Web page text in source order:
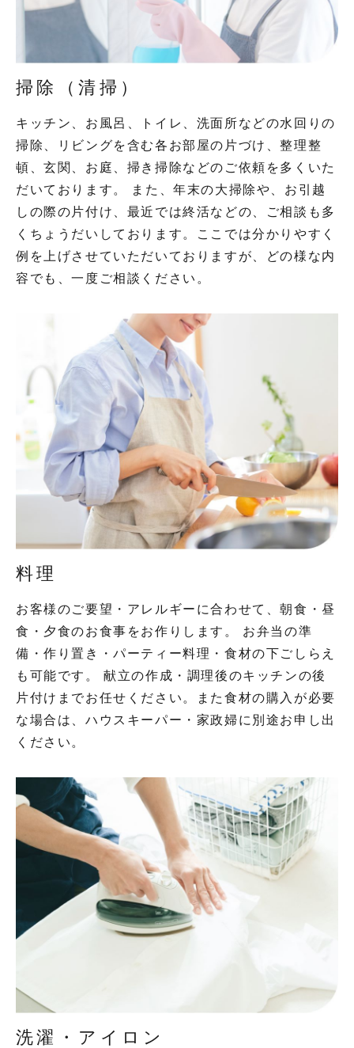
掃除（清掃）
キッチン、お風呂、トイレ、洗面所などの水回りの
掃除、リビングを含む各お部屋の片づけ、整理整
頓、玄関、お庭、掃き掃除などのご依頼を多くいた
だいております。 また、年末の大掃除や、お引越
しの際の片付け、最近では終活などの、ご相談も多
くちょうだいしております。ここでは分かりやすく
例を上げさせていただいておりますが、どの様な内
容でも、一度ご相談ください。
料理
お客様のご要望・アレルギーに合わせて、朝食・昼
食・夕食のお食事をお作りします。 お弁当の準
備・作り置き・パーティー料理・食材の下ごしらえ
も可能です。 献立の作成・調理後のキッチンの後
片付けまでお任せください。また食材の購入が必要
な場合は、ハウスキーパー・家政婦に別途お申し出
ください。
洗濯・アイロン